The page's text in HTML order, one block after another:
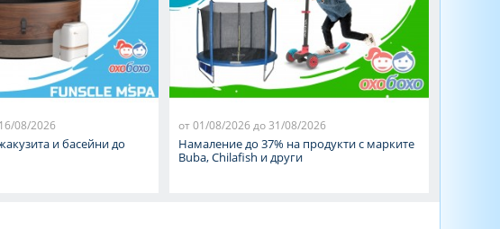
08/2026
и басейни до
от 01/08/2026 до 31/08/2026
Намаление до 37% на продукти с марките
Buba, Chilafish и други